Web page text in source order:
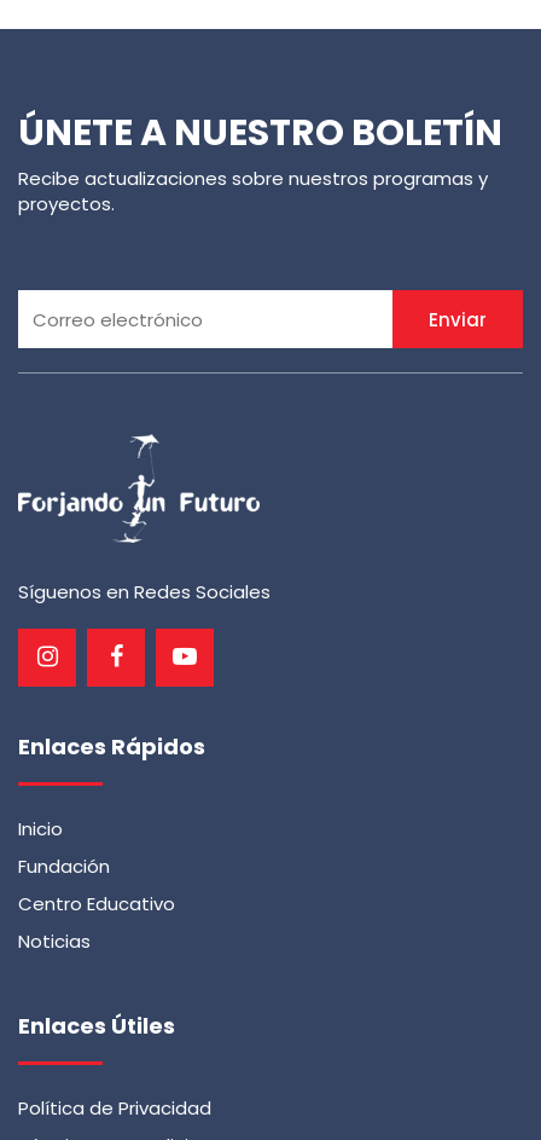
ÚNETE A NUESTRO BOLETÍN
Recibe actualizaciones sobre nuestros programas y
proyectos.
Enviar
Síguenos en Redes Sociales
Enlaces Rápidos
Inicio
Fundación
Centro Educativo
Noticias
Enlaces Útiles
Política de Privacidad